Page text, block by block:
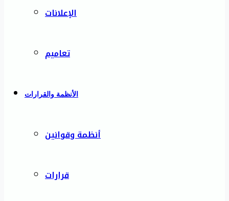
الإعلانات
تعاميم
الأنظمة والقرارات
أنظمة وقوانين
قرارات